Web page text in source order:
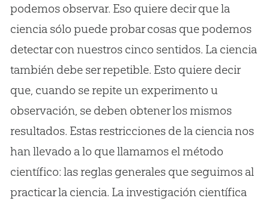
podemos observar. Eso quiere decir que la
ciencia sólo puede probar cosas que podemos
detectar con nuestros cinco sentidos. La ciencia
también debe ser repetible. Esto quiere decir
que, cuando se repite un experimento u
observación, se deben obtener los mismos
resultados. Estas restricciones de la ciencia nos
han llevado a lo que llamamos el método
científico: las reglas generales que seguimos al
practicar la ciencia. La investigación científica